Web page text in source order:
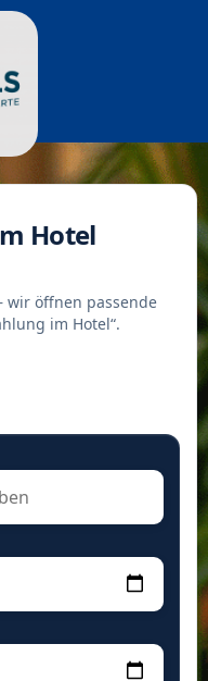
Hotel
wir öffnen passende
im Hotel“.